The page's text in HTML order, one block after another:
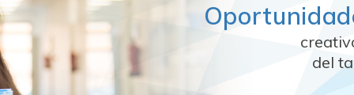
del